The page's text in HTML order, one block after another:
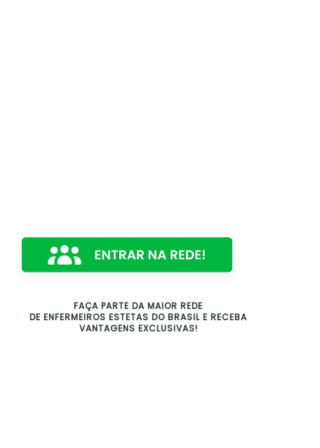
FAÇA PARTE DA MAIOR REDE
DE ENFERMEIROS ESTETAS DO BRASIL E RECEBA
VANTAGENS EXCLUSIVAS!